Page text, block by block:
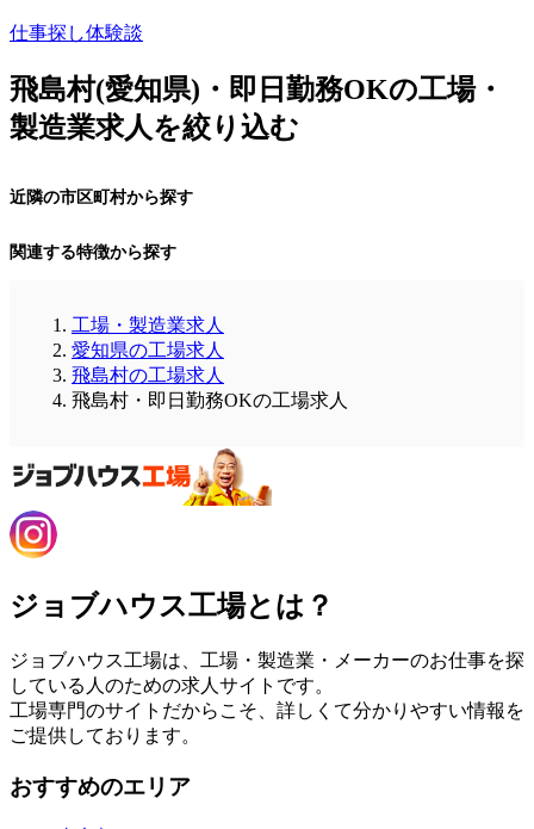
仕事探し体験談
飛島村(愛知県)・即日勤務OKの工場・
製造業求人を絞り込む
近隣の市区町村から探す
関連する特徴から探す
工場・製造業求人
愛知県の工場求人
飛島村の工場求人
飛島村・即日勤務OKの工場求人
ジョブハウス工場とは？
ジョブハウス工場は、工場・製造業・メーカーのお仕事を探
している人のための求人サイトです。
工場専門のサイトだからこそ、詳しくて分かりやすい情報を
ご提供しております。
おすすめのエリア